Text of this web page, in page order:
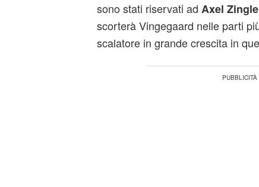
sono stati riservati ad Axel Zingle
scorterà Vingegaard nelle parti
scalatore in grande crescita in